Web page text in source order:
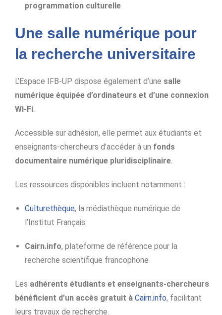
programmation culturelle
Une salle numérique pour
la recherche universitaire
L’Espace IFB-UP dispose également d’une salle
numérique équipée d’ordinateurs et d’une connexion
Wi-Fi.
Accessible sur adhésion, elle permet aux étudiants et
enseignants-chercheurs d’accéder à un fonds
documentaire numérique pluridisciplinaire.
Les ressources disponibles incluent notamment :
Culturethèque, la médiathèque numérique de
l’Institut Français
Cairn.info, plateforme de référence pour la
recherche scientifique francophone
Les adhérents étudiants et enseignants-chercheurs
bénéficient d’un accès gratuit à Cairn.info, facilitant
leurs travaux de recherche.